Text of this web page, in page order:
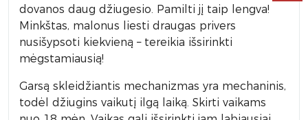
dovanos daug džiugesio. Pamilti jį taip lengva!
Minkštas, malonus liesti draugas privers
nusišypsoti kiekvieną – tereikia išsirinkti
mėgstamiausią!
Garsą skleidžiantis mechanizmas yra mechaninis,
todėl džiugins vaikutį ilgą laiką. Skirti vaikams